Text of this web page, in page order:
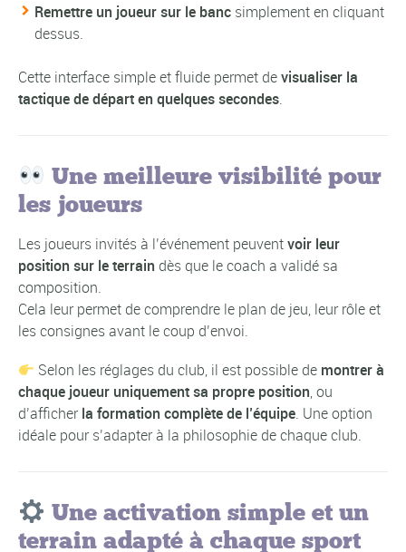
Remettre un joueur sur le banc simplement en cliquant
dessus.
Cette interface simple et fluide permet devisualiser la
tactique de départ en quelques secondes.
Une meilleure visibilité pour
les joueurs
Les joueurs invités à l’événement peuventvoir leur
position sur le terrain dès que le coach a validé sa
composition.
Cela leur permet de comprendre le plan de jeu, leur rôle et
les consignes avant le coup d’envoi.
Selon les réglages du club, il est possible de montrer à
chaque joueur uniquement sa propre position, ou
d’afficherla formation complète de l’équipe. Une option
idéale pour s’adapter à la philosophie de chaque club.
Une activation simple et un
terrain adapté à chaque sport